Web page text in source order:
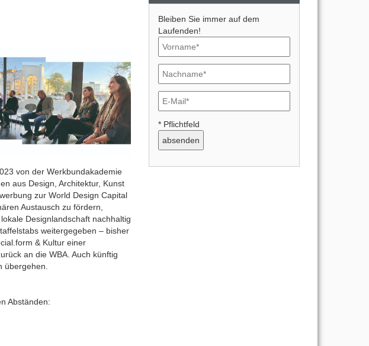
von der Werkbundakademie
aus Design, Architektur, Kunst
zur World Design Capital
Austausch zu fördern,
Designlandschaft nachhaltig
weitergegeben – bisher
& Kultur einer
an die WBA. Auch künftig
übergehen.
Abständen:
Bleiben Sie immer auf dem
Laufenden!
* Pflichtfeld